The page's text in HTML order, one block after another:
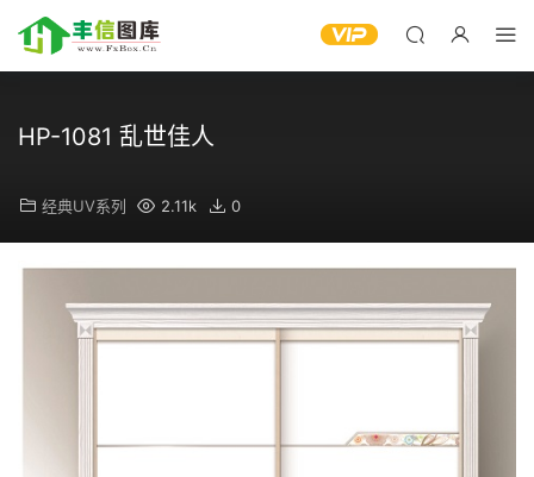
HP-1081 乱世佳人
经典UV系列 2.11k 0